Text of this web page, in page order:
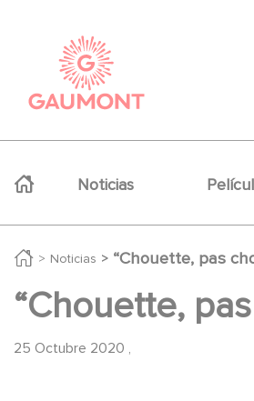
Noticias
Noticias “Chouette, pas
“Chouette,
25 Octubre 2020 ,